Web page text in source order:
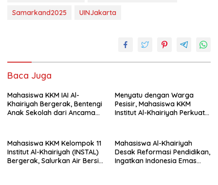
Samarkand2025
UINJakarta
Baca Juga
Mahasiswa KKM IAI Al-
Khairiyah Bergerak, Bentengi
Anak Sekolah dari Ancaman
Menyatu dengan Warga
Pesisir, Mahasiswa KKM
Institut Al-Khairiyah Perkuat
Mahasiswa KKM Kelompok 11
Institut Al-Khairiyah (INSTAL)
Bergerak, Salurkan Air Bersih
Mahasiswa Al-Khairiyah
Desak Reformasi Pendidikan,
Ingatkan Indonesia Emas